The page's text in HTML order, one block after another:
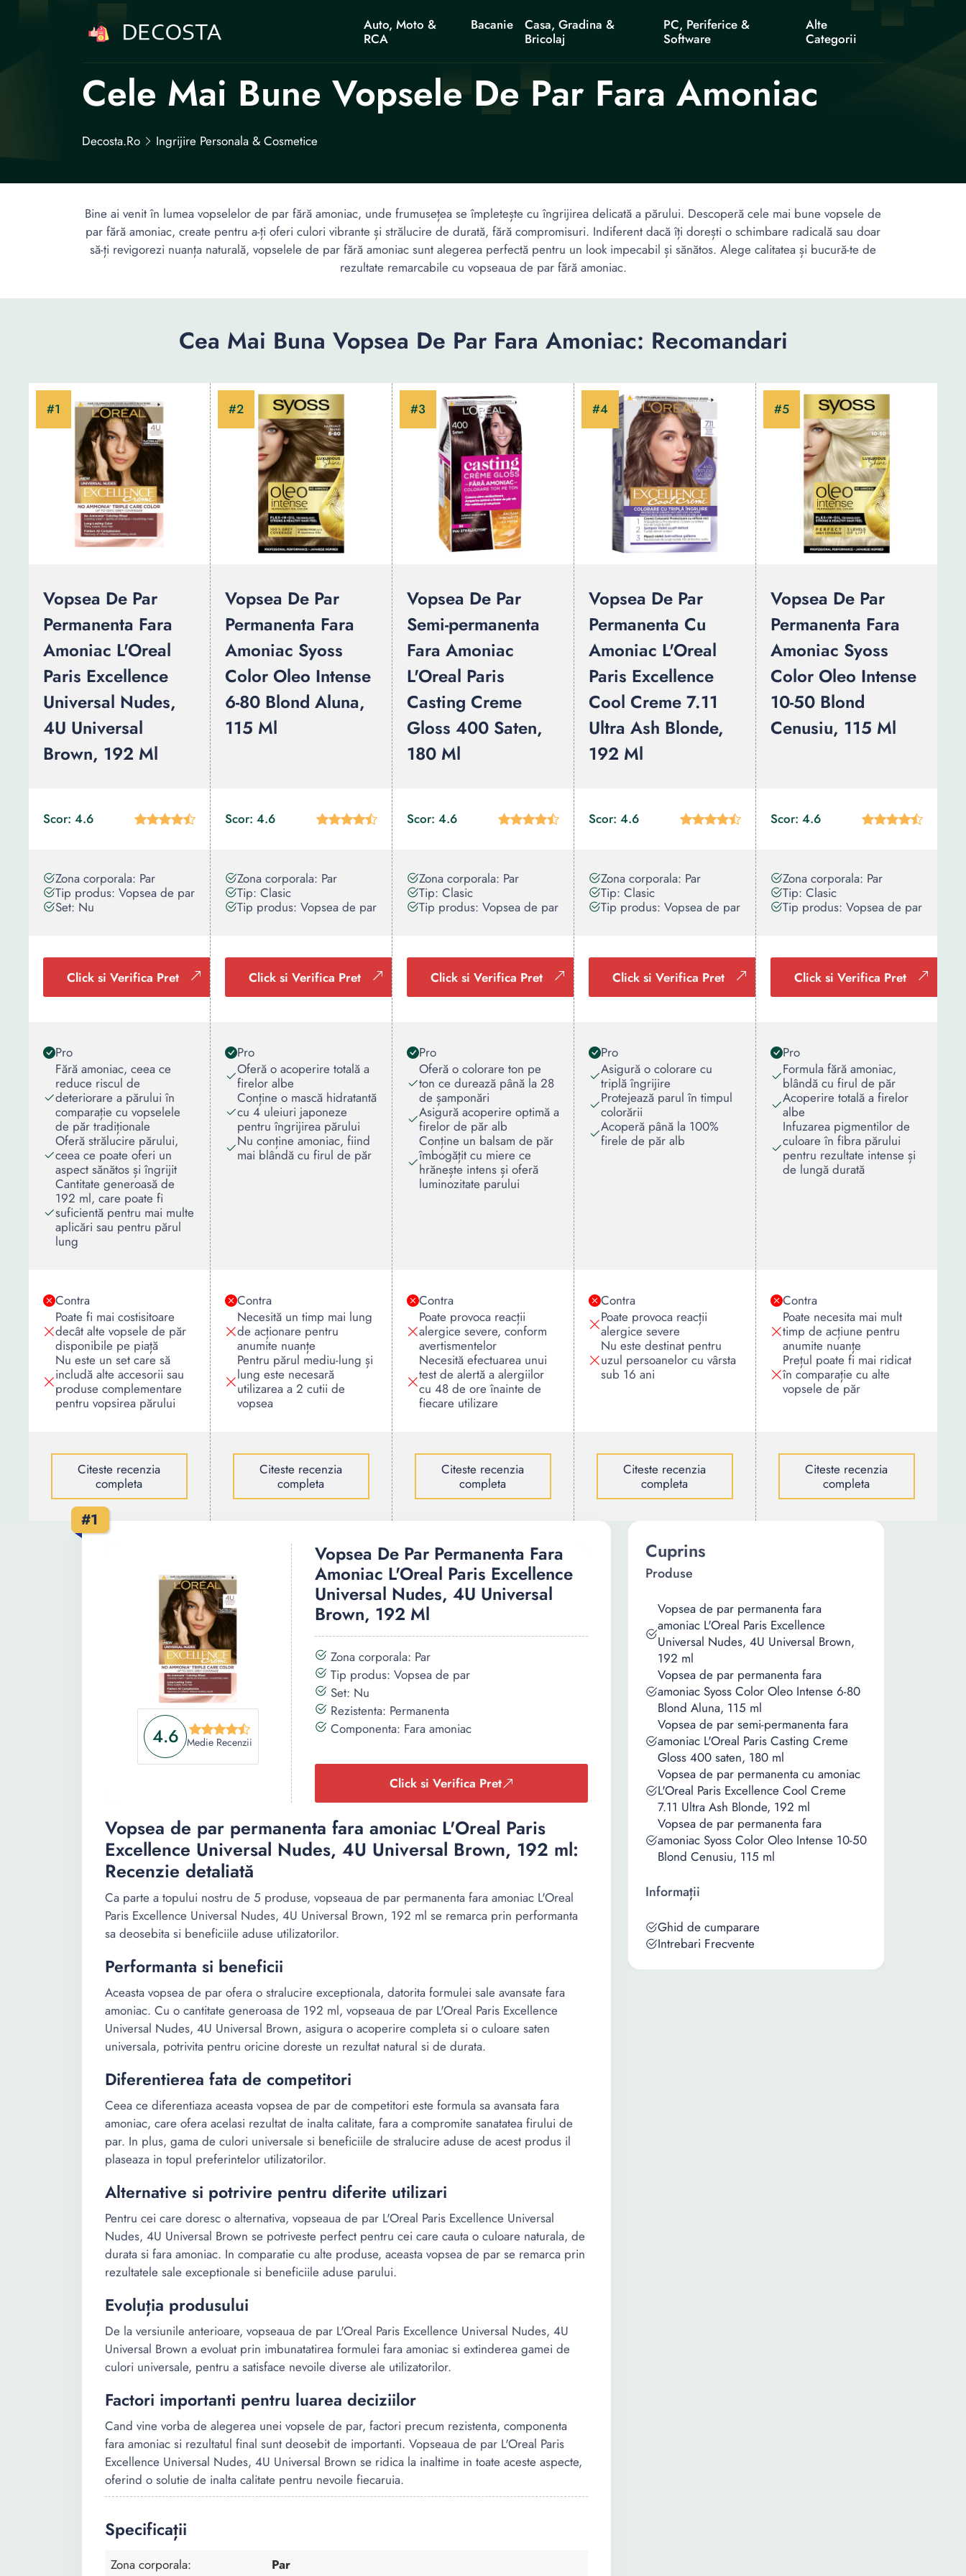
Auto, Moto &
RCA
Bacanie
Casa, Gradina &
Bricolaj
PC, Periferice &
Software
Alte
Categorii
Cele Mai Bune Vopsele De Par Fara Amoniac
Decosta.ro Ingrijire Personala & Cosmetice
Bine ai venit în lumea vopselelor de par fără amoniac, unde frumusețea se împletește cu îngrijirea delicată a părului. Descoperă cele mai bune vopsele de
par fără amoniac, create pentru a-ți oferi culori vibrante și strălucire de durată, fără compromisuri. Indiferent dacă îți dorești o schimbare radicală sau doar
să-ți revigorezi nuanța naturală, vopselele de par fără amoniac sunt alegerea perfectă pentru un look impecabil și sănătos. Alege calitatea și bucură-te de
rezultate remarcabile cu vopseaua de par fără amoniac.
Cea Mai Buna Vopsea De Par Fara Amoniac: Recomandari
Vopsea De Par
Permanenta Fara
Amoniac L'Oreal
Paris Excellence
Universal Nudes,
4U Universal
Brown, 192 Ml
Scor: 4.6
Zona corporala: Par
Tip produs: Vopsea de par
Set: Nu
Click si Verifica Pret
Pro
Fără amoniac, ceea ce
reduce riscul de
deteriorare a părului în
comparație cu vopselele
de păr tradiționale
Oferă strălucire părului,
ceea ce poate oferi un
aspect sănătos și îngrijit
Cantitate generoasă de
192 ml, care poate fi
suficientă pentru mai multe
aplicări sau pentru părul
lung
Contra
Poate fi mai costisitoare
decât alte vopsele de păr
disponibile pe piață
Nu este un set care să
includă alte accesorii sau
produse complementare
pentru vopsirea părului
Citeste recenzia
completa
Vopsea De Par
Permanenta Fara
Amoniac Syoss
Color Oleo Intense
6-80 Blond Aluna,
115 Ml
Scor: 4.6
Zona corporala: Par
Tip: Clasic
Tip produs: Vopsea de par
Click si Verifica Pret
Pro
Oferă o acoperire totală a
firelor albe
Conține o mască hidratantă
cu 4 uleiuri japoneze
pentru îngrijirea părului
Nu conține amoniac, fiind
mai blândă cu firul de păr
Contra
Necesită un timp mai lung
de acționare pentru
anumite nuanțe
Pentru părul mediu-lung și
lung este necesară
utilizarea a 2 cutii de
vopsea
Citeste recenzia
completa
Vopsea De Par
Semi-permanenta
Fara Amoniac
L'Oreal Paris
Casting Creme
Gloss 400 Saten,
180 Ml
Scor: 4.6
Zona corporala: Par
Tip: Clasic
Tip produs: Vopsea de par
Click si Verifica Pret
Pro
Oferă o colorare ton pe
ton ce durează până la 28
de șamponări
Asigură acoperire optimă a
firelor de păr alb
Conține un balsam de păr
îmbogățit cu miere ce
hrănește intens și oferă
luminozitate parului
Contra
Poate provoca reacții
alergice severe, conform
avertismentelor
Necesită efectuarea unui
test de alertă a alergiilor
cu 48 de ore înainte de
fiecare utilizare
Citeste recenzia
completa
Vopsea De Par
Permanenta Cu
Amoniac L'Oreal
Paris Excellence
Cool Creme 7.11
Ultra Ash Blonde,
192 Ml
Scor: 4.6
Zona corporala: Par
Tip: Clasic
Tip produs: Vopsea de par
Click si Verifica Pret
Pro
Asigură o colorare cu
triplă îngrijire
Protejează parul în timpul
colorării
Acoperă până la 100%
firele de păr alb
Contra
Poate provoca reacții
alergice severe
Nu este destinat pentru
uzul persoanelor cu vârsta
sub 16 ani
Citeste recenzia
completa
Vopsea De Par
Permanenta Fara
Amoniac Syoss
Color Oleo Intense
10-50 Blond
Cenusiu, 115 Ml
Scor: 4.6
Zona corporala: Par
Tip: Clasic
Tip produs: Vopsea de par
Click si Verifica Pret
Pro
Formula fără amoniac,
blândă cu firul de păr
Acoperire totală a firelor
albe
Infuzarea pigmentilor de
culoare în fibra părului
pentru rezultate intense și
de lungă durată
Contra
Poate necesita mai mult
timp de acțiune pentru
anumite nuanțe
Prețul poate fi mai ridicat
în comparație cu alte
vopsele de păr
Citeste recenzia
completa
#1
4.6 Medie Recenzii
Vopsea De Par Permanenta Fara
Amoniac L'Oreal Paris Excellence
Universal Nudes, 4U Universal
Brown, 192 Ml
Zona corporala: Par
Tip produs: Vopsea de par
Set: Nu
Rezistenta: Permanenta
Componenta: Fara amoniac
Click si Verifica Pret
Vopsea de par permanenta fara amoniac L'Oreal Paris
Excellence Universal Nudes, 4U Universal Brown, 192 ml:
Recenzie detaliată
Ca parte a topului nostru de 5 produse, vopseaua de par permanenta fara amoniac L'Oreal
Paris Excellence Universal Nudes, 4U Universal Brown, 192 ml se remarca prin performanta
sa deosebita si beneficiile aduse utilizatorilor.
Performanta si beneficii
Aceasta vopsea de par ofera o stralucire exceptionala, datorita formulei sale avansate fara
amoniac. Cu o cantitate generoasa de 192 ml, vopseaua de par L'Oreal Paris Excellence
Universal Nudes, 4U Universal Brown, asigura o acoperire completa si o culoare saten
universala, potrivita pentru oricine doreste un rezultat natural si de durata.
Diferentierea fata de competitori
Ceea ce diferentiaza aceasta vopsea de par de competitori este formula sa avansata fara
amoniac, care ofera acelasi rezultat de inalta calitate, fara a compromite sanatatea firului de
par. In plus, gama de culori universale si beneficiile de stralucire aduse de acest produs il
plaseaza in topul preferintelor utilizatorilor.
Alternative si potrivire pentru diferite utilizari
Pentru cei care doresc o alternativa, vopseaua de par L'Oreal Paris Excellence Universal
Nudes, 4U Universal Brown se potriveste perfect pentru cei care cauta o culoare naturala, de
durata si fara amoniac. In comparatie cu alte produse, aceasta vopsea de par se remarca prin
rezultatele sale exceptionale si beneficiile aduse parului.
Evoluția produsului
De la versiunile anterioare, vopseaua de par L'Oreal Paris Excellence Universal Nudes, 4U
Universal Brown a evoluat prin imbunatatirea formulei fara amoniac si extinderea gamei de
culori universale, pentru a satisface nevoile diverse ale utilizatorilor.
Factori importanti pentru luarea deciziilor
Cand vine vorba de alegerea unei vopsele de par, factori precum rezistenta, componenta
fara amoniac si rezultatul final sunt deosebit de importanti. Vopseaua de par L'Oreal Paris
Excellence Universal Nudes, 4U Universal Brown se ridica la inaltime in toate aceste aspecte,
oferind o solutie de inalta calitate pentru nevoile fiecaruia.
Specificații
Zona corporala: Par
Cuprins
Produse
Vopsea de par permanenta fara
amoniac L'Oreal Paris Excellence
Universal Nudes, 4U Universal Brown,
192 ml
Vopsea de par permanenta fara
amoniac Syoss Color Oleo Intense 6-80
Blond Aluna, 115 ml
Vopsea de par semi-permanenta fara
amoniac L'Oreal Paris Casting Creme
Gloss 400 saten, 180 ml
Vopsea de par permanenta cu amoniac
L'Oreal Paris Excellence Cool Creme
7.11 Ultra Ash Blonde, 192 ml
Vopsea de par permanenta fara
amoniac Syoss Color Oleo Intense 10-50
Blond Cenusiu, 115 ml
Informații
Ghid de cumparare
Intrebari Frecvente